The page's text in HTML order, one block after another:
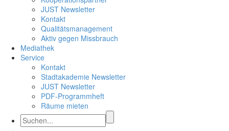
JUST Newsletter
Kontakt
Qualitätsmanagement
Aktiv gegen Missbrauch
Mediathek
Service
Kontakt
Stadtakademie Newsletter
JUST Newsletter
PDF-Programmheft
Räume mieten